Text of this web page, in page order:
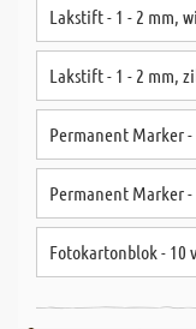
Lakstift - 1 - 2 mm,
Lakstift - 1 - 2 mm,
Permanent Marker
Permanent Marker
Fotokartonblok - 10